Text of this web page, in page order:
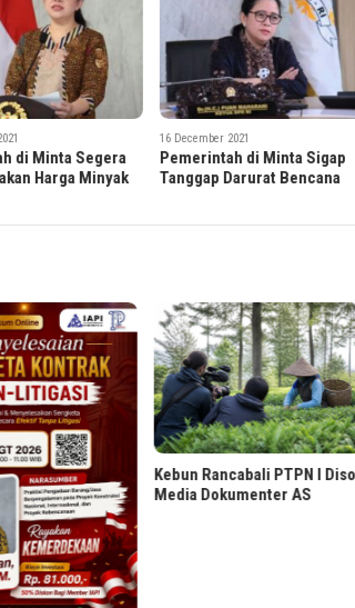
di Minta Sigap
Bencana
16 December 2021
Kenaikan Tarif Cukai Hasil
Tembakau Harus Perhatikan
PTPN I Disorot
AS
Bintang Laut PIK Gabungkan
Kuliner, Mancing, dan Ruang